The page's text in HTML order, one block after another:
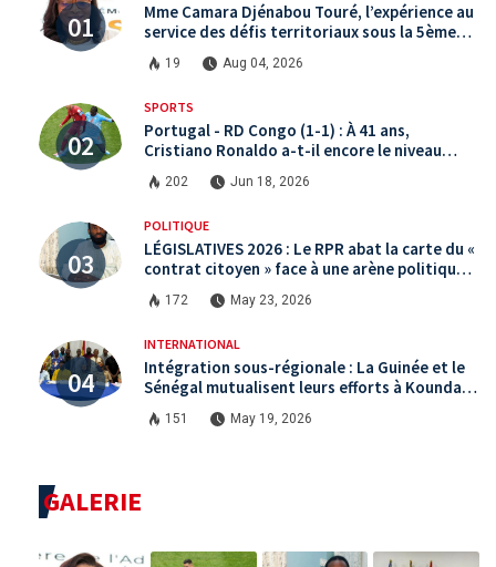
Mme Camara Djénabou Touré, l’expérience au
service des défis territoriaux sous la 5ème
République
19 Aug 04, 2026
SPORTS
Portugal - RD Congo (1-1) : À 41 ans,
Cristiano Ronaldo a-t-il encore le niveau
international ?
202 Jun 18, 2026
POLITIQUE
LÉGISLATIVES 2026 : Le RPR abat la carte du «
contrat citoyen » face à une arène politique
saturée.
172 May 23, 2026
INTERNATIONAL
Intégration sous-régionale : La Guinée et le
Sénégal mutualisent leurs efforts à Koundara
via le programme RéZo
151 May 19, 2026
GALERIE